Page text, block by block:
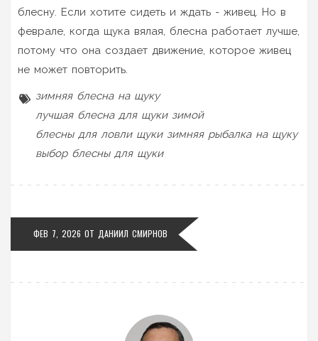
блесну. Если хотите сидеть и ждать - живец. Но в
феврале, когда щука вялая, блесна работает лучше,
потому что она создает движение, которое живец
не может повторить.
зимняя блесна на щуку
лучшая блесна для щуки зимой
блесны для ловли щуки зимняя рыбалка на щуку
выбор блесны для щуки
ФЕВ 7, 2026 ОТ ДАНИИЛ СМИРНОВ